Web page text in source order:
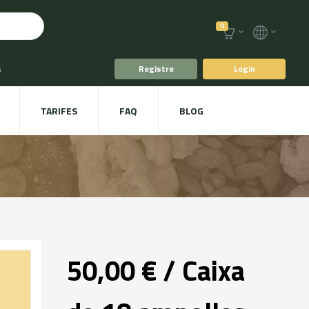
0
i Te
Plat a taula
Registre Login
TARIFES FAQ BLOG
50,00 € / Caixa